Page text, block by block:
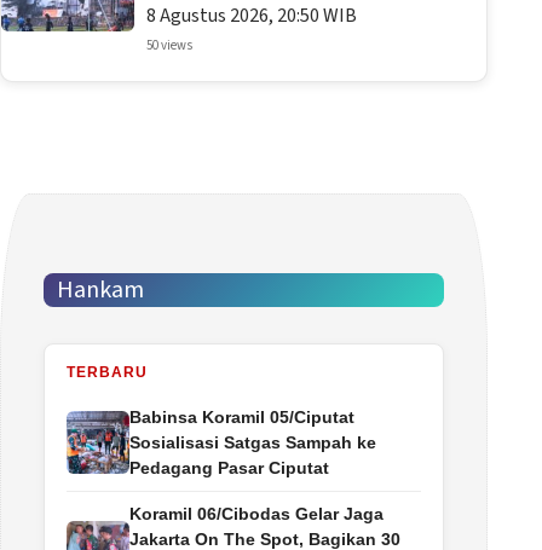
8 Agustus 2026, 20:50 WIB
50 views
Hankam
TERBARU
Babinsa Koramil 05/Ciputat
Sosialisasi Satgas Sampah ke
Pedagang Pasar Ciputat
Koramil 06/Cibodas Gelar Jaga
Jakarta On The Spot, Bagikan 30